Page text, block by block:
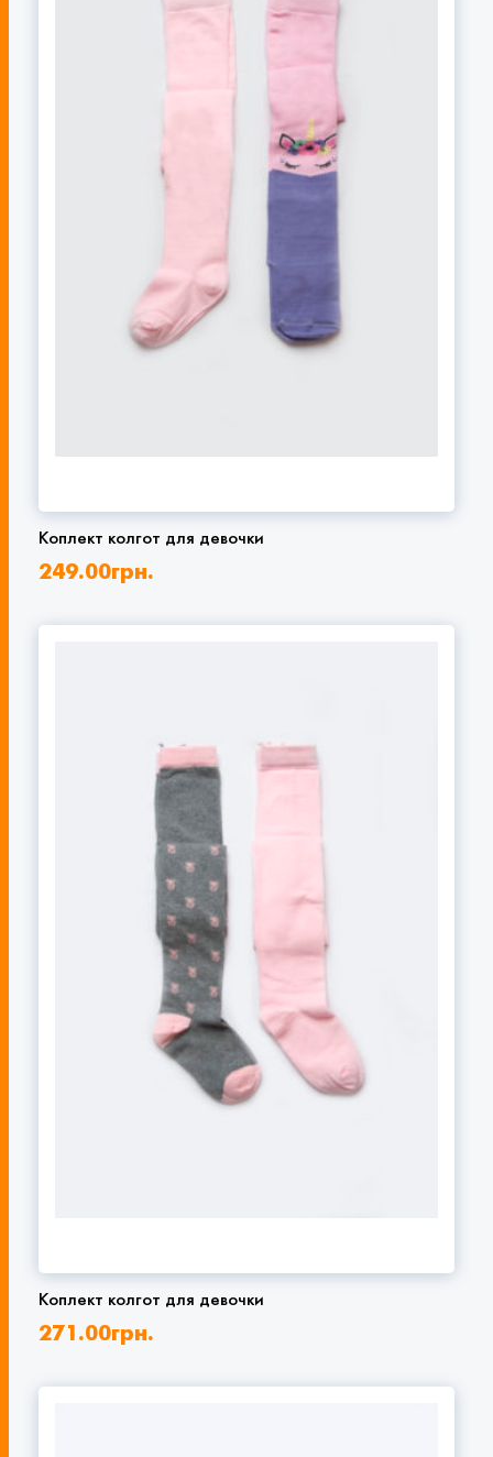
Коплект колгот для девочки
249.00грн.
Коплект колгот для девочки
271.00грн.